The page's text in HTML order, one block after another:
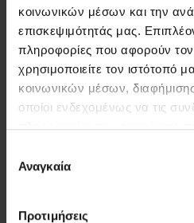
κοινωνικών μέσων και την
επισκεψιμότητάς μας.
πληροφορίες που αφορούν
χρησιμοποιείτε τον ιστότοπό
κοινωνικών μέσων,
οποίοι ενδεχομένως να τις
πληροφορίες που τους έχετε
των υπηρεσιών τους.
συγκατάθεσης
Αναγκαία
Προτιμήσεις
ΣΤΟΙΧΕΙΑ
Ρέθυμνο, 74 100,